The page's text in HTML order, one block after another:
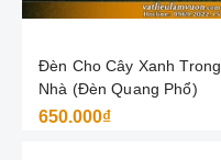
Đèn Cho Cây Xanh Trong
Nhà (Đèn Quang Phổ)
650.000₫